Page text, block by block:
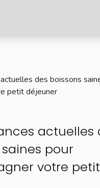
des boissons
petit déjeuner
actuelles
pour
votre petit